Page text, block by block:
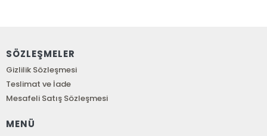
SÖZLEŞMELER
Gizlilik Sözleşmesi
Teslimat ve İade
Mesafeli Satış Sözleşmesi
MENÜ